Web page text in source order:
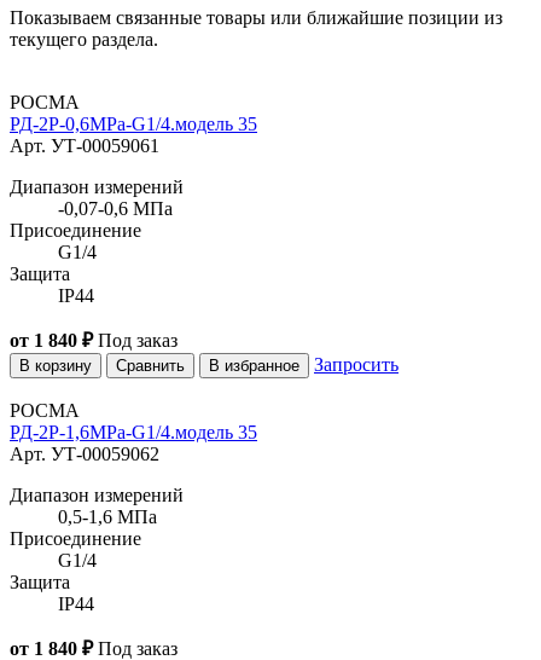
Показываем связанные товары или ближайшие позиции из
текущего раздела.
РОСМА
РД-2Р-0,6MPa-G1/4.модель 35
Арт. УТ-00059061
Диапазон измерений
-0,07-0,6 МПа
Присоединение
G1/4
Защита
IP44
от 1 840 ₽ Под заказ
В корзину Сравнить В избранное Запросить
РОСМА
РД-2Р-1,6MPa-G1/4.модель 35
Арт. УТ-00059062
Диапазон измерений
0,5-1,6 МПа
Присоединение
G1/4
Защита
IP44
от 1 840 ₽ Под заказ